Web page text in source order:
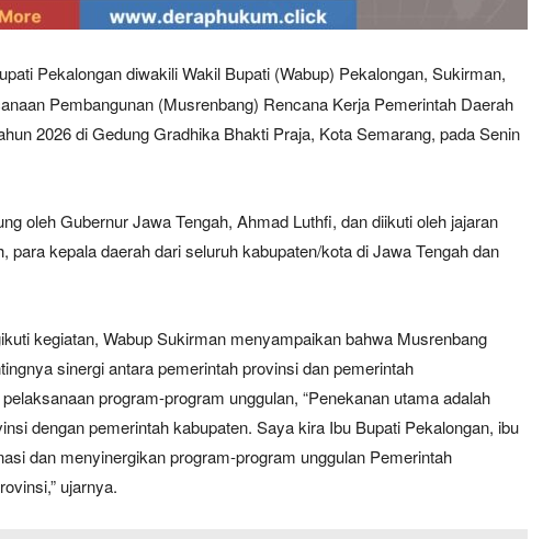
Pekalongan diwakili Wakil Bupati (Wabup) Pekalongan, Sukirman,
Pembangunan (Musrenbang) Rencana Kerja Pemerintah Daerah
2026 di Gedung Gradhika Bhakti Praja, Kota Semarang, pada Senin
oleh Gubernur Jawa Tengah, Ahmad Luthfi, dan diikuti oleh jajaran
para kepala daerah dari seluruh kabupaten/kota di Jawa Tengah dan
kegiatan, Wabup Sukirman menyampaikan bahwa Musrenbang
sinergi antara pemerintah provinsi dan pemerintah
program-program unggulan, “Penekanan utama adalah
dengan pemerintah kabupaten. Saya kira Ibu Bupati Pekalongan, ibu
dan menyinergikan program-program unggulan Pemerintah
ujarnya.